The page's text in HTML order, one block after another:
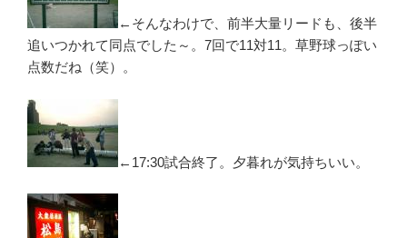
←そんなわけで、前半大量リードも、後半
追いつかれて同点でした～。7回で11対11。草野球っぽい
点数だね（笑）。
←17:30試合終了。夕暮れが気持ちいい。